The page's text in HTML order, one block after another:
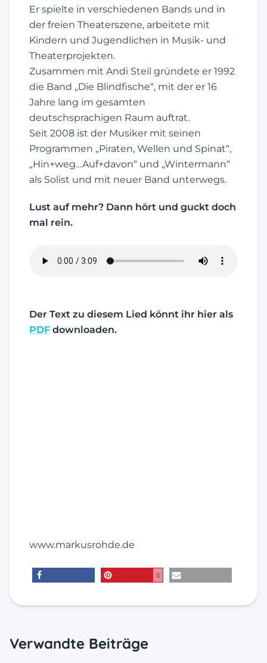
Er spielte in verschiedenen Bands und in
der freien Theaterszene, arbeitete mit
Kindern und Jugendlichen in Musik- und
Theaterprojekten.
Zusammen mit Andi Steil gründete er 1992
die Band „Die Blindfische“, mit der er 16
Jahre lang im gesamten
deutschsprachigen Raum auftrat.
Seit 2008 ist der Musiker mit seinen
Programmen „Piraten, Wellen und Spinat“,
„Hin+weg…Auf+davon“ und „Wintermann“
als Solist und mit neuer Band unterwegs.
Lust auf mehr? Dann hört und guckt doch
mal rein.
Der Text zu diesem Lied könnt ihr hier als
PDF downloaden.
www.markusrohde.de
0
Verwandte Beiträge